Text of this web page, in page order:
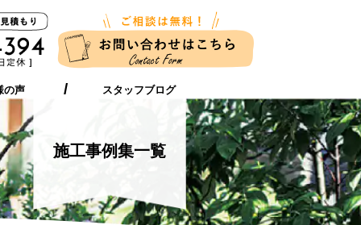
の声 スタッフブログ
新築に伴う
構工事をお考えの方へ
ガーデンリフォーム
をお考えの方へ
施工事例集一覧